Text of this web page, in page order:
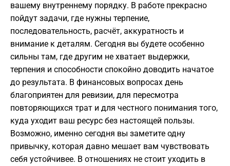
вашему внутреннему порядку. В работе прекрасно
пойдут задачи, где нужны терпение,
последовательность, расчёт, аккуратность и
внимание к деталям. Сегодня вы будете особенно
сильны там, где другим не хватает выдержки,
терпения и способности спокойно доводить начатое
до результата. В финансовых вопросах день
благоприятен для ревизии, для пересмотра
повторяющихся трат и для честного понимания того,
куда уходит ваш ресурс без настоящей пользы.
Возможно, именно сегодня вы заметите одну
привычку, которая давно мешает вам чувствовать
себя устойчивее. В отношениях не стоит уходить в